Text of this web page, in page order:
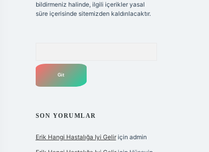
bildirmeniz halinde, ilgili içerikler yasal
süre içerisinde sitemizden kaldırılacaktır.
SON YORUMLAR
Erik Hangi Hastalığa Iyi Geliriçin admin